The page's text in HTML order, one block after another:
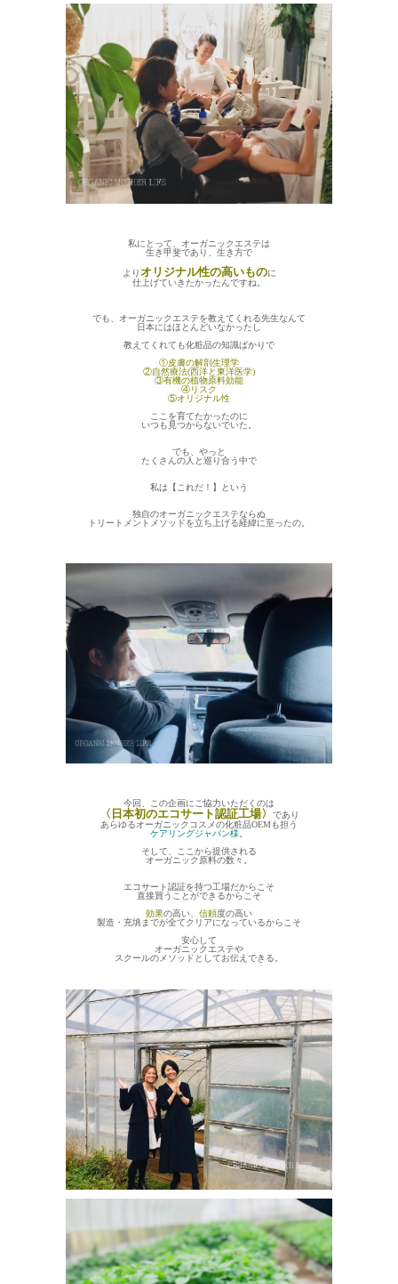
私にとって、オーガニックエステは
生き甲斐であり、生き方で
よりオリジナル性の高いものに
仕上げていきたかったんですね。
でも、オーガニックエステを教えてくれる先生なんて
日本にはほとんどいなかったし
教えてくれても化粧品の知識ばかりで
①皮膚の解剖生理学
②自然療法(西洋と東洋医学)
③有機の植物原料効能
④リスク
⑤オリジナル性
ここを育てたかったのに
いつも見つからないでいた。
でも、やっと
たくさんの人と巡り合う中で
私は【これだ！】という
独自のオーガニックエステならぬ
トリートメントメソッドを立ち上げる経緯に至ったの。
今回、この企画にご協力いただくのは
〈日本初のエコサート認証工場〉
であり
あらゆるオーガニックコスメの化粧品OEMも担う
ケアリングジャパン様
そして、ここから提供される
オーガニック原料の数々。
エコサート認証を持つ工場だからこそ
直接買うことができるからこそ
効果の高い、 信頼度の高い
製造・充填までが全てクリアになっているからこそ
安心して
オーガニックエステや
スクールのメソッドとしてお伝えできる。